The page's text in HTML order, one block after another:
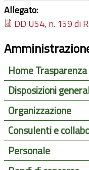
Allegato:
DD U54, n. 159 di
Home Trasparenza
Disposizioni
Organizzazione
Consulenti e
Personale